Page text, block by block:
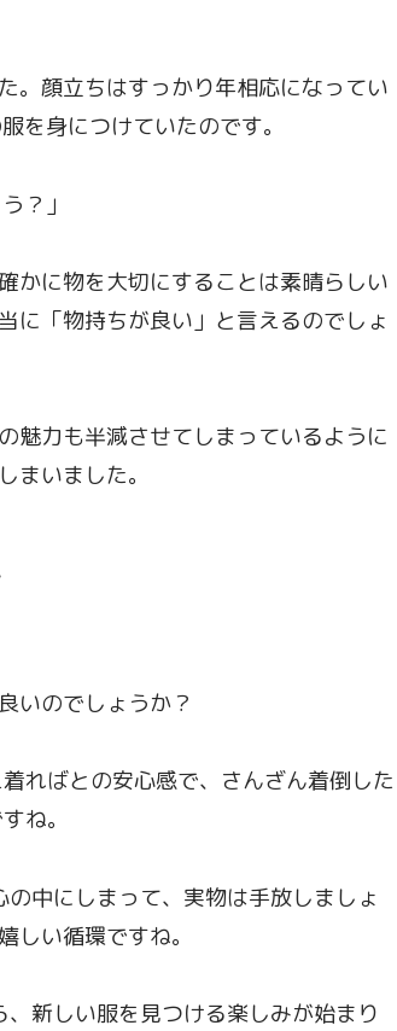
。顔立ちはすっかり年相応になってい
を身につけていたのです。
？」
かに物を大切にすることは素晴らしい
に「物持ちが良い」と言えるのでしょ
魅力も半減させてしまっているように
いました。
いのでしょうか？
ればとの安心感で、さんざん着倒した
ね。
中にしまって、実物は手放しましょ
い循環ですね。
新しい服を見つける楽しみが始まり